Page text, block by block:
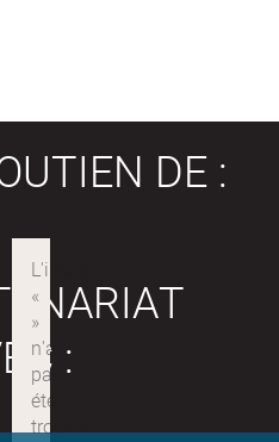
DE :
: